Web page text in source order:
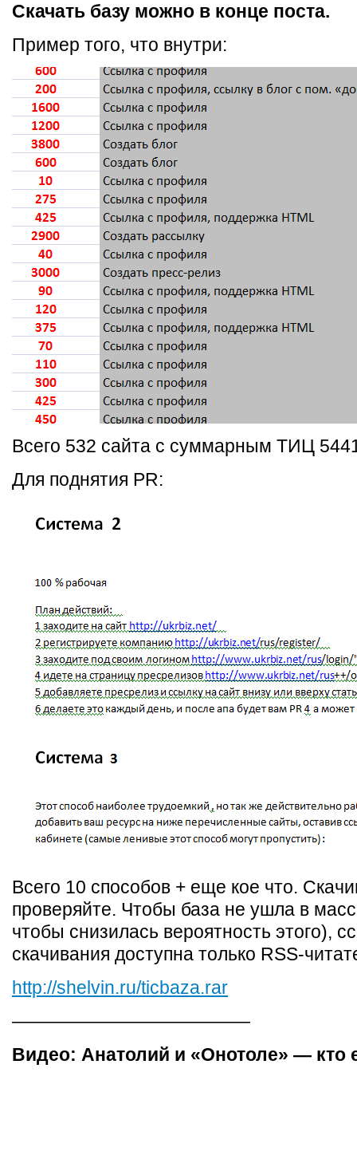
Скачать базу можно в конце поста.
Пример того, что внутри:
Всего 532 сайта с суммарным ТИЦ
Для поднятия PR:
Всего 10 способов + еще кое что.
проверяйте. Чтобы база не ушла в
чтобы снизилась вероятность этого),
скачивания доступна только RSS-
http://shelvin.ru/ticbaza.rar
—————————————
Видео: Анатолий и «Онотоле» — кто